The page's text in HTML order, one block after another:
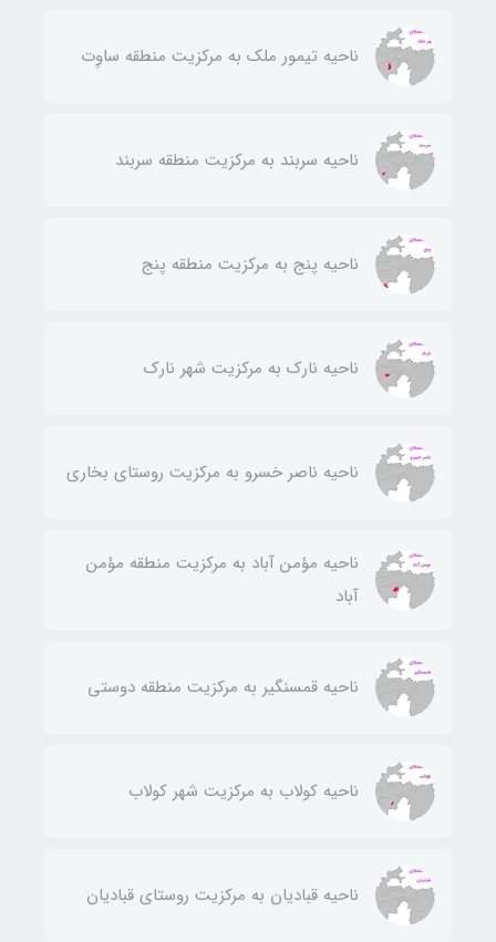
ناحيه تيمور ملك به مركزيت منطقه ساوِت
ناحيه سربند به مركزيت منطقه سربند
ناحيه پنج به مركزيت منطقه پنج
ناحيه نارك به مركزيت شهر نارك
ناحيه ناصر خسرو به مركزيت روستای بخاری
ناحيه مؤمن آباد به مركزيت منطقه مؤمن
آباد
ناحيه قمسنگير به مركزيت منطقه دوستی
ناحيه كولاب به مركزيت شهر كولاب
ناحيه قباديان به مركزيت روستای قباديان